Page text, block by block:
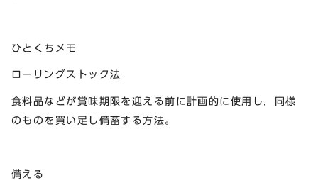
ひとくちメモ
ローリングストック法
食料品などが賞味期限を迎える前に計画的に使用し，同様
のものを買い足し備蓄する方法。
備える